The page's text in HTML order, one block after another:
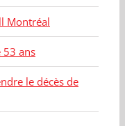
Montréal
53 ans
le décès de